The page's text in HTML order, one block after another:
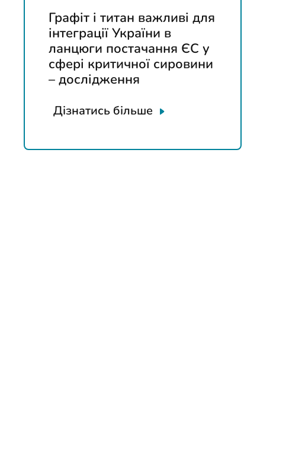
Графіт і титан важливі для
інтеграції України в
ланцюги постачання ЄС у
сфері критичної сировини
– дослідження
Дізнатись більше